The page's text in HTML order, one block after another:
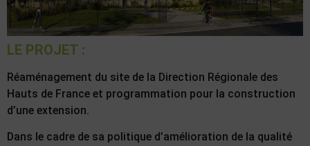
LE PROJET :
Réaménagement du site de la Direction Régionale des
Hauts de France et programmation pour la construction
d’une extension.
Dans le cadre de sa politique d’amélioration de la qualité